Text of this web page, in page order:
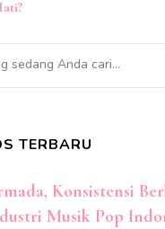
TERBARU
Konsistensi
Musik Pop